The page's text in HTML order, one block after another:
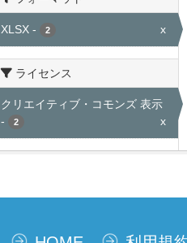
XLSX - 2 x
ライセンス
クリエイティブ・コモンズ 表示
-
2 x